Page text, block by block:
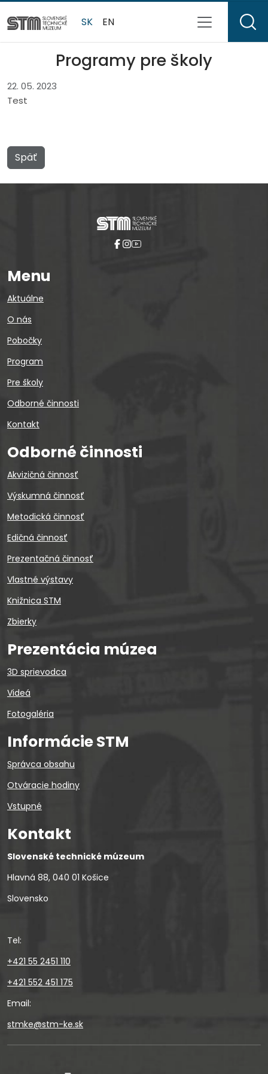
SK EN
Programy pre školy
22. 05. 2023
Test
Späť
Menu
Aktuálne
O nás
Pobočky
Program
Pre školy
Odborné činnosti
Kontakt
Odborné činnosti
Akvizičná činnosť
Výskumná činnosť
Metodická činnosť
Edičná činnosť
Prezentačná činnosť
Vlastné výstavy
Knižnica STM
Zbierky
Prezentácia múzea
3D sprievodca
Videá
Fotogaléria
Informácie STM
Správca obsahu
Otváracie hodiny
Vstupné
Kontakt
Slovenské technické múzeum
Hlavná 88, 040 01 Košice
Slovensko
Tel:
+421 55 2451 110
+421 552 451 175
Email:
stmke@stm-ke.sk